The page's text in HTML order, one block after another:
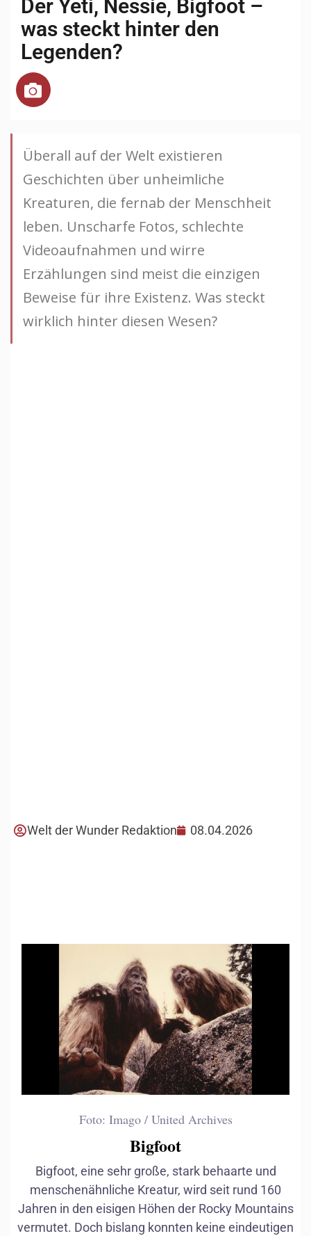
Der Yeti, Nessie, Bigfoot –
was steckt hinter den
Legenden?
Überall auf der Welt existieren
Geschichten über unheimliche
Kreaturen, die fernab der Menschheit
leben. Unscharfe Fotos, schlechte
Videoaufnahmen und wirre
Erzählungen sind meist die einzigen
Beweise für ihre Existenz. Was steckt
wirklich hinter diesen Wesen?
Welt der Wunder Redaktion 08.04.2026
Foto: Imago / United Archives
Bigfoot
Bigfoot, eine sehr große, stark behaarte und
menschenähnliche Kreatur, wird seit rund 160
Jahren in den eisigen Höhen der Rocky Mountains
vermutet. Doch bislang konnten keine eindeutigen
Mittelamerika